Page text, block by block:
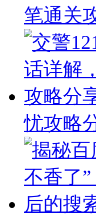
笔通关
忧攻略